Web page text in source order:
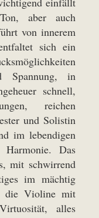
aber auch
von innerem
sich ein
Spannung, in
schnell,
reichen
und Solistin
im lebendigen
Das
mit schwirrend
im mächtig
die Violine mit
alles